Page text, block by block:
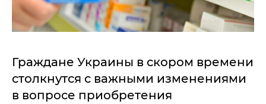
Граждане Украины в скором времени
столкнутся с важными изменениями
в вопросе приобретения